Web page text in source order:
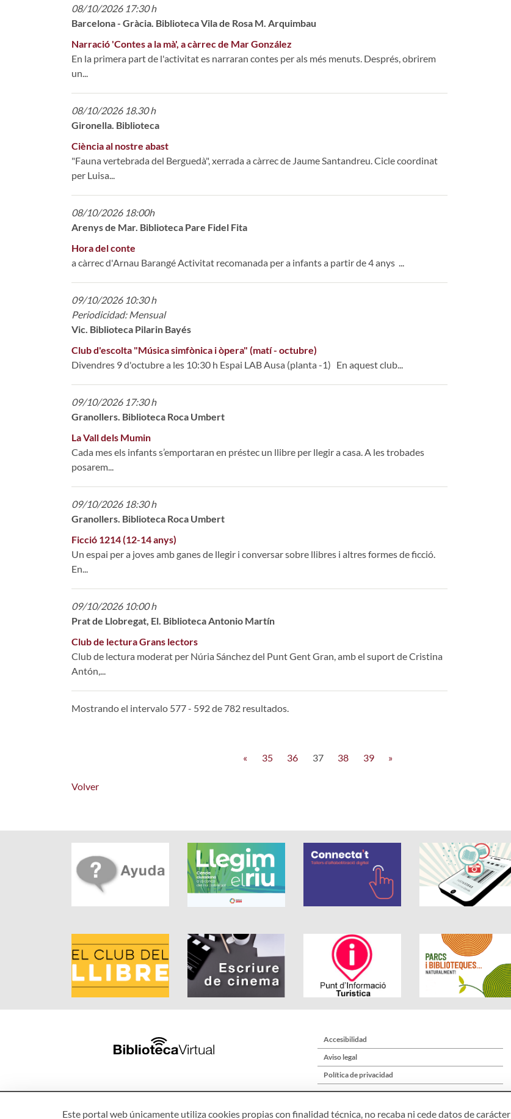
08/10/2026 17:30 h
Barcelona - Gràcia. Biblioteca Vila de Rosa M. Arquimbau
Narració 'Contes a la mà', a càrrec de Mar González
En la primera part de l'activitat es narraran contes per als més menuts. Després, obrirem
un...
08/10/2026 18.30 h
Gironella. Biblioteca
Ciència al nostre abast
"Fauna vertebrada del Berguedà", xerrada a càrrec de Jaume Santandreu. Cicle coordinat
per Luisa...
08/10/2026 18:00h
Arenys de Mar. Biblioteca Pare Fidel Fita
Hora del conte
a càrrec d'Arnau Barangé Activitat recomanada per a infants a partir de 4 anys ...
09/10/2026 10:30 h
Periodicidad: Mensual
Vic. Biblioteca Pilarin Bayés
Club d'escolta "Música simfònica i òpera" (matí - octubre)
Divendres 9 d'octubre a les 10:30 h Espai LAB Ausa (planta -1) En aquest club...
09/10/2026 17:30 h
Granollers. Biblioteca Roca Umbert
La Vall dels Mumin
Cada mes els infants s’emportaran en préstec un llibre per llegir a casa. A les trobades
posarem...
09/10/2026 18:30 h
Granollers. Biblioteca Roca Umbert
Ficció 1214 (12-14 anys)
Un espai per a joves amb ganes de llegir i conversar sobre llibres i altres formes de ficció.
En...
09/10/2026 10:00 h
Prat de Llobregat, El. Biblioteca Antonio Martín
Club de lectura Grans lectors
Club de lectura moderat per Núria Sánchez del Punt Gent Gran, amb el suport de Cristina
Antón,...
Mostrando el intervalo 577 - 592 de 782 resultados.
« 35 36 37 38 39 »
Volver
Accesibilidad
Aviso legal
Política de privacidad
Este portal web únicamente utiliza cookies propias con finalidad técnica, no recaba ni cede datos de carácter